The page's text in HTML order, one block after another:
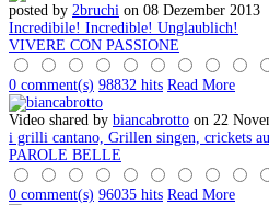
posted by 2bruchi on 08 Dezember 2013
Incredibile! Incredible! Unglaublich!
VIVERE CON PASSIONE
0 comment(s) 98832 hits Read More
Video shared by biancabrotto on 22
i grilli cantano, Grillen singen, crickets
PAROLE BELLE
0 comment(s) 96035 hits Read More